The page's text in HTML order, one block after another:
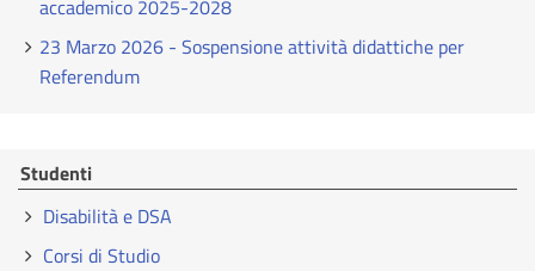
accademico 2025-2028
23 Marzo 2026 - Sospensione attività didattiche per
Referendum
Studenti
Disabilità e DSA
Corsi di Studio